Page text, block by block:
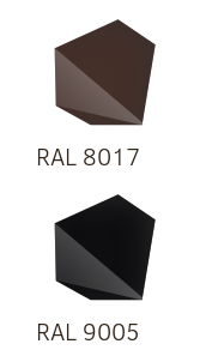
RAL 8017
RAL 9005